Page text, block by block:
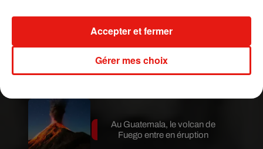
son nouvel album… avec des
invités...
Au Guatemala, le volcan de
Fuego entre en éruption
Gérer mes choix
Accepter et fermer